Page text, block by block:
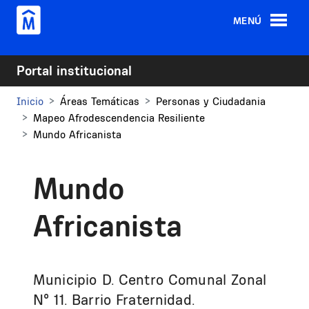
Pasar al contenido principal
MENÚ
Portal institucional
Inicio Áreas Temáticas
Personas y Ciudadania
Mapeo Afrodescendencia Resiliente
Mundo Africanista
Mundo
Africanista
Municipio D. Centro Comunal Zonal
N° 11. Barrio Fraternidad.